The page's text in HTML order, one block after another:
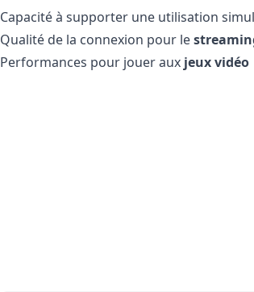
Capacité à supporter une utilisation
Qualité de la connexion pour le
Performances pour jouer auxjeux vidéo